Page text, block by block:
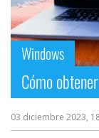
Windows
Cómo
03 diciembre 2023,